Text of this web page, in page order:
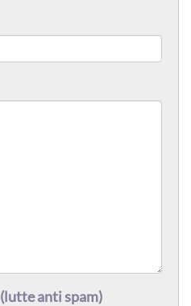
(lutte anti spam)